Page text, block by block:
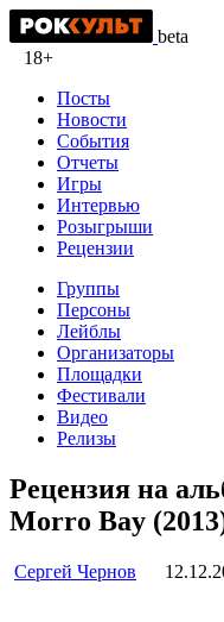
beta
18+
Посты
Новости
События
Отчеты
Игры
Интервью
Розыгрыши
Рецензии
Группы
Персоны
Лейблы
Организаторы
Площадки
Фестивали
Видео
Релизы
Рецензия на
Morro Bay
Сергей Чернов